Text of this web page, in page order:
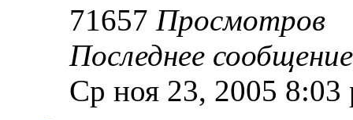
71657 Просмотров
Последнее
Ср ноя 23, 2005 8:03